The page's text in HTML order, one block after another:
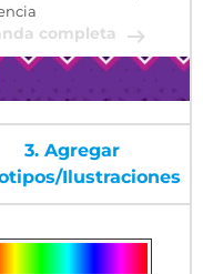
completa
3. Agregar
ilustraciones